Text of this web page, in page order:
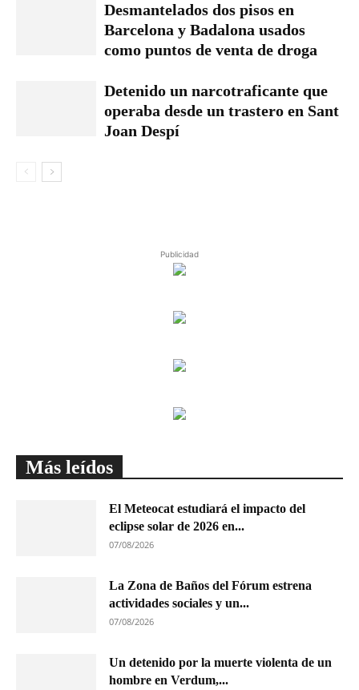
Desmantelados dos pisos en
Barcelona y Badalona usados
como puntos de venta de droga
Detenido un narcotraficante que
operaba desde un trastero en Sant
Joan Despí
Publicidad
Más leídos
El Meteocat estudiará el impacto del
eclipse solar de 2026 en...
07/08/2026
La Zona de Baños del Fórum estrena
actividades sociales y un...
07/08/2026
Un detenido por la muerte violenta de un
hombre en Verdum,...